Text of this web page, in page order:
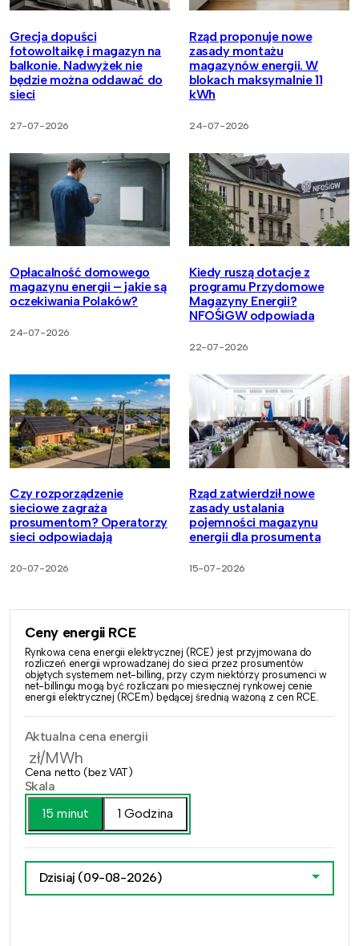
Grecja dopuści
fotowoltaikę i magazyn na
balkonie. Nadwyżek nie
będzie można oddawać do
sieci
27-07-2026
Rząd proponuje nowe
zasady montażu
magazynów energii. W
blokach maksymalnie 11
kWh
24-07-2026
Opłacalność domowego
magazynu energii – jakie są
oczekiwania Polaków?
24-07-2026
Kiedy ruszą dotacje z
programu Przydomowe
Magazyny Energii?
NFOŚiGW odpowiada
22-07-2026
Czy rozporządzenie
sieciowe zagraża
prosumentom? Operatorzy
sieci odpowiadają
20-07-2026
Rząd zatwierdził nowe
zasady ustalania
pojemności magazynu
energii dla prosumenta
15-07-2026
Ceny energii RCE
Rynkowa cena energii elektrycznej (RCE) jest przyjmowana do
rozliczeń energii wprowadzanej do sieci przez prosumentów
objętych systemem net-billing, przy czym niektórzy prosumenci w
net-billingu mogą być rozliczani po miesięcznej rynkowej cenie
energii elektrycznej (RCEm) będącej średnią ważoną z cen RCE.
Aktualna cena energii
zł/MWh
Cena netto (bez VAT)
Skala
15 minut
1 Godzina
Dzisiaj (09-08-2026)